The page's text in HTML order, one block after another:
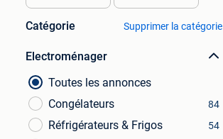
Catégorie Supprimer la catégorie
Electroménager
Toutes les annonces
Congélateurs
84
Réfrigérateurs & Frigos 54